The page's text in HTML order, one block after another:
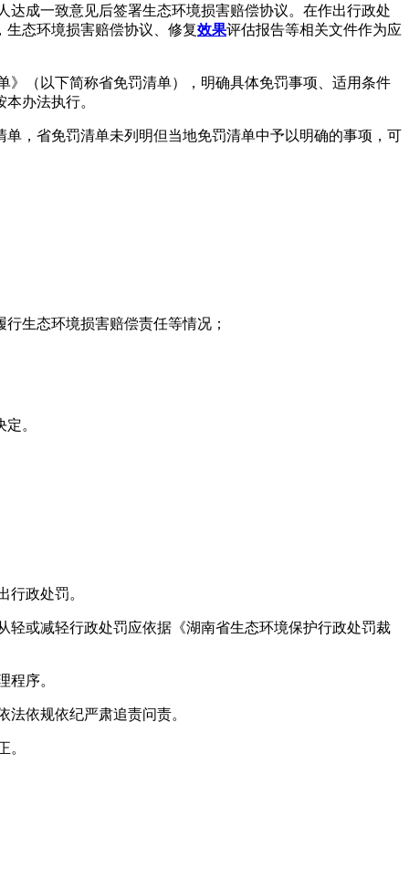
成一致意见后签署生态环境损害赔偿协议。在作出行政处
态环境损害赔偿协议、修复效果评估报告等相关文件作为应
（以下简称省免罚清单），明确具体免罚事项、适用条件
办法执行。
，省免罚清单未列明但当地免罚清单中予以明确的事项，可
生态环境损害赔偿责任等情况；
。
政处罚。
或减轻行政处罚应依据《湖南省生态环境保护行政处罚裁
程序。
依规依纪严肃追责问责。
。